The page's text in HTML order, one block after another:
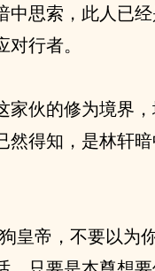
中思索，此人已
行者。
家伙的修为境界
然得知，是林轩
皇帝，不要以为